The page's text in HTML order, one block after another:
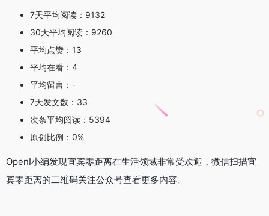
7天平均阅读：9132
30天平均阅读：9260
平均点赞：13
平均在看：4
平均留言：-
7天发文数：33
次条平均阅读：5394
原创比例：0%
OpenI小编发现宜宾零距离在生活领域非常受欢迎，微信扫描宜
宾零距离的二维码关注公众号查看更多内容。